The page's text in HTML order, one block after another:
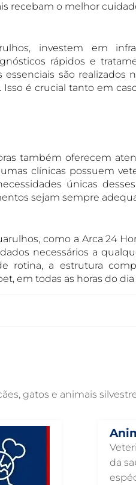
recebam o melhor
investem em
rápidos e
são realizados
é crucial tanto em
também oferecem
clínicas possuem
únicas
sejam sempre
como a Arca 24
necessários a
rotina, a estrutura
em todas as horas do
gatos e animais
da